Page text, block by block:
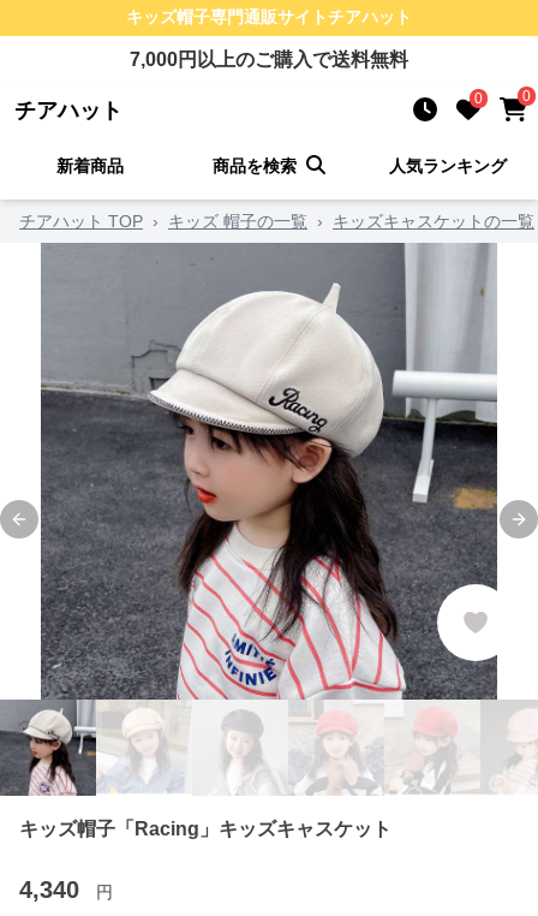
キッズ帽子専門通販サイトチアハット
7,000円以上のご購入で送料無料
チアハット 0 0
新着商品 商品を検索 人気ランキング
チアハット TOP › キッズ 帽子の一覧 › キッズキャスケットの一覧
Previous slide
キッズ帽子「Racing」キッズキャスケット
4,340 円